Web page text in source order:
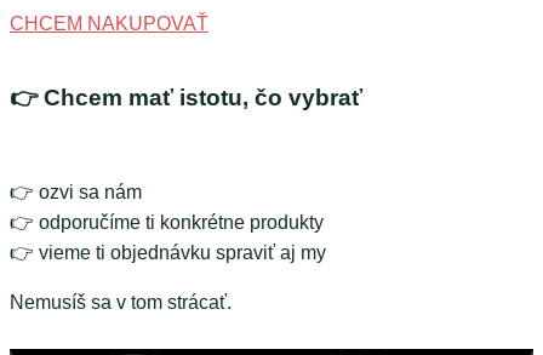
CHCEM NAKUPOVAŤ
👉 Chcem mať istotu, čo vybrať
👉 ozvi sa nám
👉 odporučíme ti konkrétne produkty
👉 vieme ti objednávku spraviť aj my
Nemusíš sa v tom strácať.